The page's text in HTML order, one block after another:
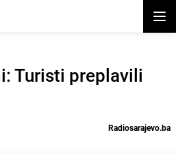
Turisti preplavili
Radiosarajevo.ba